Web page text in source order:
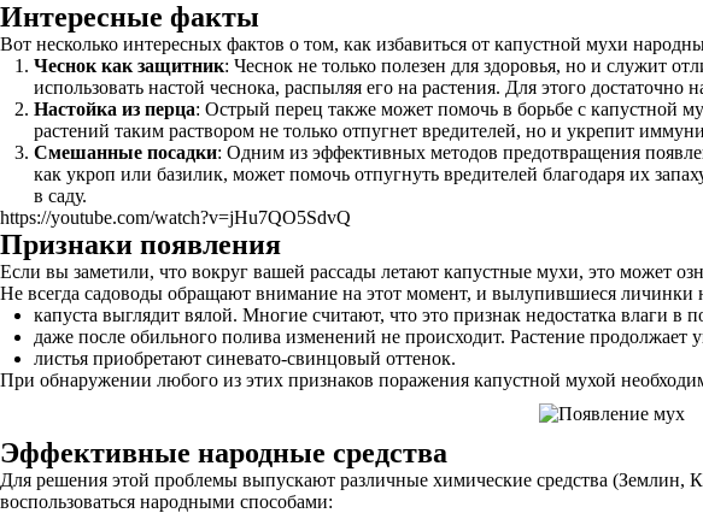
Интересные факты
Вот несколько интересных фактов о том, как избавиться от капустной мухи
Чеснок как защитник: Чеснок не только полезен для здоровья, но и служит
использовать настой чеснока, распыляя его на растения. Для этого достаточно
Настойка из перца: Острый перец также может помочь в борьбе с капустной
растений таким раствором не только отпугнет вредителей, но и укрепит
Смешанные посадки: Одним из эффективных методов предотвращения
как укроп или базилик, может помочь отпугнуть вредителей благодаря их
в саду.
https://youtube.com/watch?v=jHu7QO5SdvQ
Признаки появления
Если вы заметили, что вокруг вашей рассады летают капустные мухи, это может
Не всегда садоводы обращают внимание на этот момент, и вылупившиеся
капуста выглядит вялой. Многие считают, что это признак недостатка влаги в
даже после обильного полива изменений не происходит. Растение продолжает
листья приобретают синевато-свинцовый оттенок.
При обнаружении любого из этих признаков поражения капустной мухой
Эффективные народные средства
Для решения этой проблемы выпускают различные химические средства
воспользоваться народными способами: